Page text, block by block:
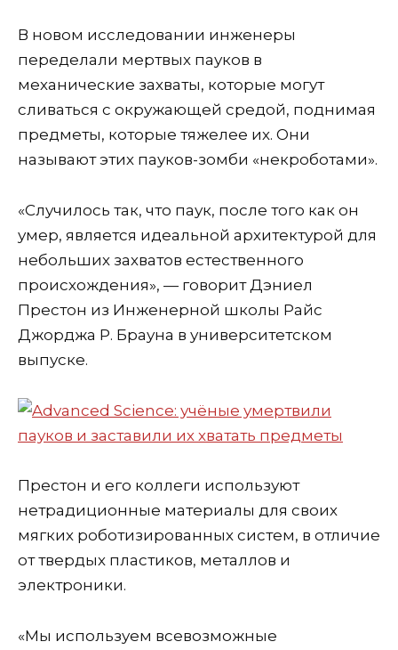
В новом исследовании инженеры
переделали мертвых пауков в
механические захваты, которые могут
сливаться с окружающей средой, поднимая
предметы, которые тяжелее их. Они
называют этих пауков-зомби «некроботами».
«Случилось так, что паук, после того как он
умер, является идеальной архитектурой для
небольших захватов естественного
происхождения», — говорит Дэниел
Престон из Инженерной школы Райс
Джорджа Р. Брауна в университетском
выпуске.
Престон и его коллеги используют
нетрадиционные материалы для своих
мягких роботизированных систем, в отличие
от твердых пластиков, металлов и
электроники.
«Мы используем всевозможные